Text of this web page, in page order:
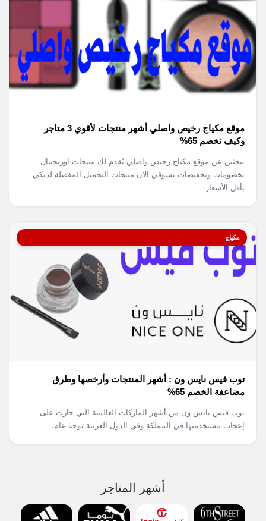
موقع مكياج رخيص واصلي أشهر منتجات لأقوي 3 متاجر
وكيف تخصم 65%
تبحثين عن موقع مكياج رخيص واصلي يُقدم لك منتجات اوريجينال
بخصومات وتخفيضات تسوقي الآن منتجات التجميل المفضلة لديكي
بأقل الأسعار...
مكياج
توب فيس نايس ون : أشهر المنتجات وأرخصها وطرق
مضاعفة الخصم 65%
توب فيس نايس ون من أشهر الماركات العالمية التي حازت على
إعجاب مستخدميها في المملكة وفي الدول العربية بوجه عام،...
أشهر المتاجر